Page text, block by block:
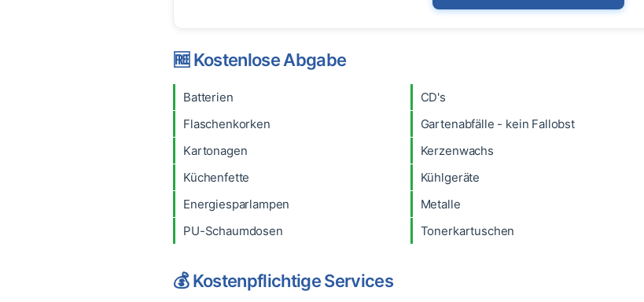
🆓 Kostenlose Abgabe
Batterien CD's
Flaschenkorken
Gartenabfälle - kein Fallobst
Kartonagen
Kerzenwachs
Küchenfette
Kühlgeräte
Energiesparlampen
Metalle
PU-Schaumdosen
Tonerkartuschen
💰 Kostenpflichtige Services